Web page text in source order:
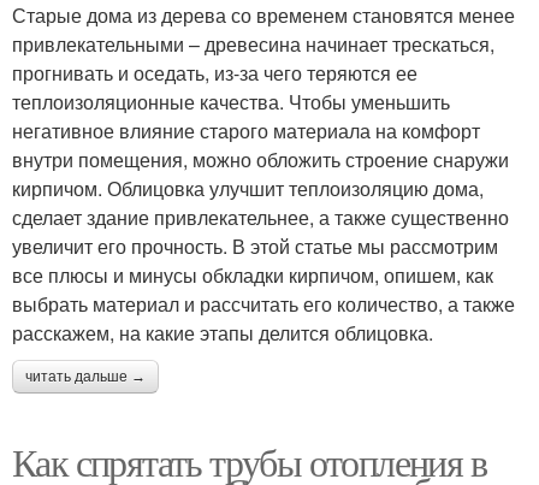
Старые дома из дерева со временем становятся менее
привлекательными – древесина начинает трескаться,
прогнивать и оседать, из-за чего теряются ее
теплоизоляционные качества. Чтобы уменьшить
негативное влияние старого материала на комфорт
внутри помещения, можно обложить строение снаружи
кирпичом. Облицовка улучшит теплоизоляцию дома,
сделает здание привлекательнее, а также существенно
увеличит его прочность. В этой статье мы рассмотрим
все плюсы и минусы обкладки кирпичом, опишем, как
выбрать материал и рассчитать его количество, а также
расскажем, на какие этапы делится облицовка.
читать дальше →
Как спрятать трубы отопления в